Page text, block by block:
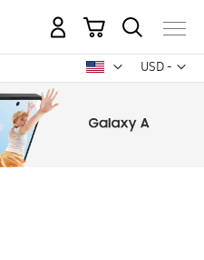
USD -
dólar
Mi carrito